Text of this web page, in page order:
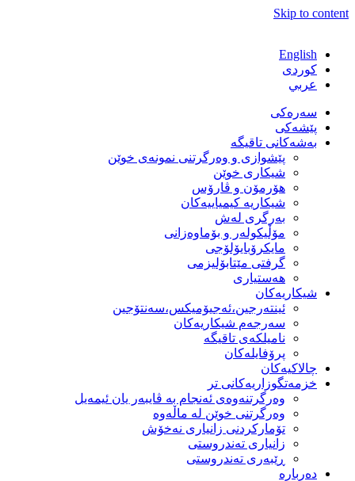
Skip to content
English
كوردی
عربي
سەرەکی
پێشەکی
بەشەكانی تاقیگە
پێشوازی و وەرگرتنی نمونەی خوێن
شیكاری خوێن
هۆرمۆن و ڤارۆس
شیكاریە كیمیاییەكان
بەرگری لەش
مۆڵیكولەر و بۆماوەزانی
مایكرۆبایۆلۆجی
گرفتی مێتابۆلیزمی
هەستیاری
شیكاریەكان
ئینتەرجین،ئەجیۆمیکس،سەنتۆجین
سەرجەم شیكاریەكان
نامیلكەی تاقیگە
پرۆفایلەكان
چالاکیەکان
خزمەتگوزاریەكانی تر
وه‌رگرتنه‌وه‌ی ئه‌نجام به‌ ڤایبه‌ر یان ئیمه‌یل
وەرگرتنی خوێن لە ماڵەوە
تۆماركردنی زانیاری نەخۆش
زانیاری تەندروستی
ڕێبەری تەندروستی
دەربارە